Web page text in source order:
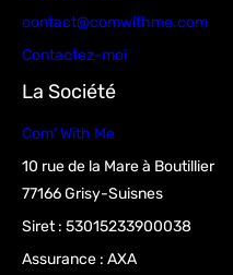
contact@comwithme.com
Contactez-moi
La Société
Com’ With Me
10 rue de la Mare à Boutillier
77166 Grisy-Suisnes
Siret : 53015233900038
Assurance : AXA